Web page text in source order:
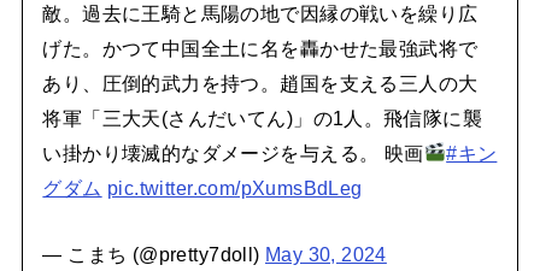
敵。過去に王騎と馬陽の地で因縁の戦いを繰り広
げた。かつて中国全土に名を轟かせた最強武将で
あり、圧倒的武力を持つ。趙国を支える三人の大
将軍「三大天(さんだいてん)」の1人。飛信隊に襲
い掛かり壊滅的なダメージを与える。 映画
#キン
グダム pic.twitter.com/pXumsBdLeg
— こまち (@pretty7doll) May 30, 2024